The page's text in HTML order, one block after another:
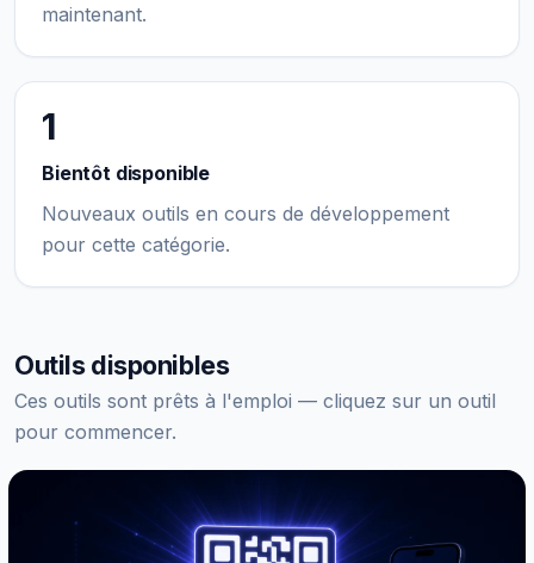
maintenant.
1
Bientôt disponible
Nouveaux outils en cours de développement
pour cette catégorie.
Outils disponibles
Ces outils sont prêts à l'emploi — cliquez sur un outil
pour commencer.